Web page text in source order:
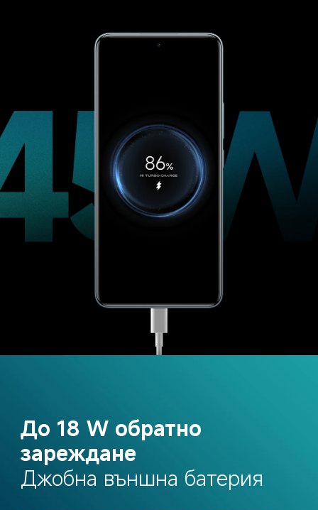
До 18 W обратно
зареждане
Джобна външна батерия